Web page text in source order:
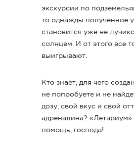
экскурсии по
то однажды полученное
становится уже не
солнцем. И от этого все
выигрывают.
Кто знает, для чего
не попробуете и не
дозу, свой вкус и свой
адреналина? «Летариум»
помощь, господа!